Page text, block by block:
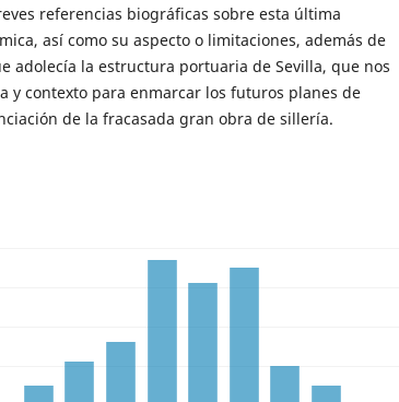
referencias biográficas sobre esta última
así como su aspecto o limitaciones, además de
adolecía la estructura portuaria de Sevilla, que nos
y contexto para enmarcar los futuros planes de
de la fracasada gran obra de sillería.